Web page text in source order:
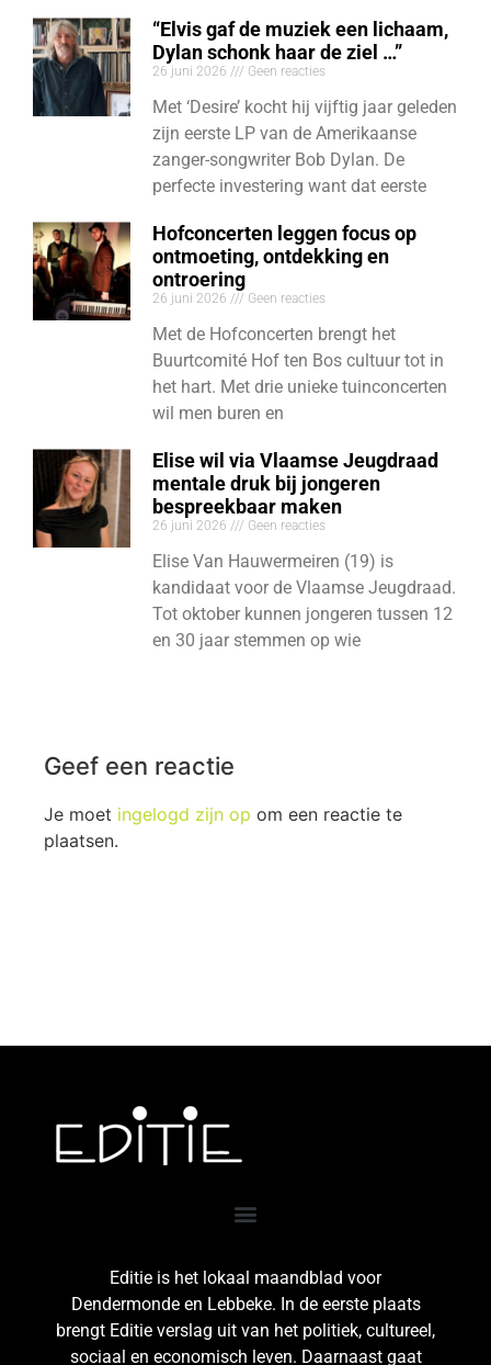
“Elvis gaf de muziek een lichaam,
Dylan schonk haar de ziel …”
26 juni 2026 Geen reacties
Met ‘Desire’ kocht hij vijftig jaar geleden
zijn eerste LP van de Amerikaanse
zanger-songwriter Bob Dylan. De
perfecte investering want dat eerste
Hofconcerten leggen focus op
ontmoeting, ontdekking en
ontroering
26 juni 2026 Geen reacties
Met de Hofconcerten brengt het
Buurtcomité Hof ten Bos cultuur tot in
het hart. Met drie unieke tuinconcerten
wil men buren en
Elise wil via Vlaamse Jeugdraad
mentale druk bij jongeren
bespreekbaar maken
26 juni 2026 Geen reacties
Elise Van Hauwermeiren (19) is
kandidaat voor de Vlaamse Jeugdraad.
Tot oktober kunnen jongeren tussen 12
en 30 jaar stemmen op wie
Geef een reactie
Je moet ingelogd zijn op om een reactie te
plaatsen.
Editie is het lokaal maandblad voor
Dendermonde en Lebbeke. In de eerste plaats
brengt Editie verslag uit van het politiek, cultureel,
sociaal en economisch leven. Daarnaast gaat